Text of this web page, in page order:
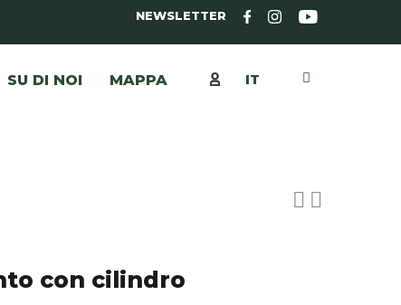
NEWSLETTER
SU DI NOI MAPPA IT
con cilindro